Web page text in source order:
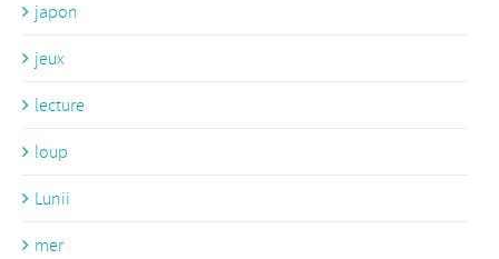
japon
jeux
lecture
loup
Lunii
mer